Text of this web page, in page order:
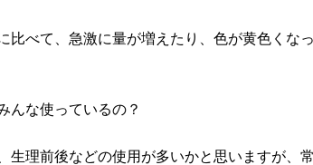
べて、急激に量が増えたり、色が黄色くな
んな使っているの？
理前後などの使用が多いかと思いますが、